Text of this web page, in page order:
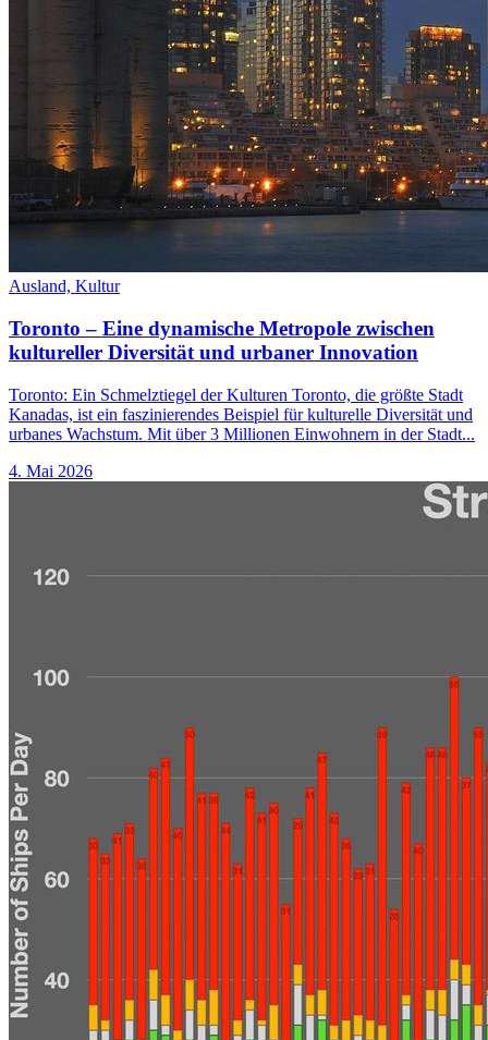
Ausland, Kultur
Toronto – Eine dynamische Metropole zwischen
kultureller Diversität und urbaner Innovation
Toronto: Ein Schmelztiegel der Kulturen Toronto, die größte Stadt
Kanadas, ist ein faszinierendes Beispiel für kulturelle Diversität und
urbanes Wachstum. Mit über 3 Millionen Einwohnern in der Stadt...
4. Mai 2026